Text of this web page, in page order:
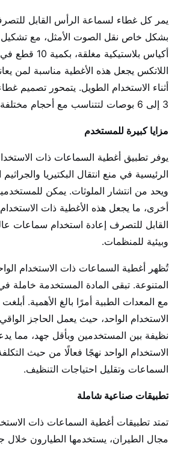
يمر كل غطاء لسماعة الرأس القابل
بشكل خاص نقل الصوت الأمثل، مع تشكيل
أكياس
اللاتكس يجعل هذه الأغطية مناسبة لمن
أثناء الاستخدام الطويل. يتمحور تصميم
3 إلى 6 بوصات لتتناسب مع أحجام مختلفة من السماعات دون التأثير على الثبات الآمن.
مزايا كبيرة للمستخدم
يوفر تطبيق أغطية السماعات ذات
الرئيسية في منع انتقال البكتيريا
ويحد من انتشار الملوثات. يمكن
أخرى، ما يجعل هذه الأغطية ذات
القابل للتصرف إعادة استخدام سماعات
وبيئية للمنظمات.
تُظهر أغطية السماعات ذات الاستخدام
المتنوعة. تبقى المادة المستخدمة خاملة
مع المعدات الطبية أمرًا بالغ الأهمية.
الاستخدام الواحد، حيث يعمل الحاجز
نظيفة بين المستخدمين وبأقل جهد، مما
الاستخدام الواحد نهجًا فعالًا من حيث
السماعات وتقليل احتياجات التنظيف.
تطبيقات صناعية شاملة
تمتد تطبيقات أغطية السماعات ذات
مجال الطيران، يستخدمها الطيارون خلال